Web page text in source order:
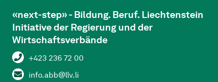
«next-step» - Bildung. Beruf. Liechtenstein
Initiative der Regierung und der
Wirtschaftsverbände
+423 236 72 00
info.abb@llv.li